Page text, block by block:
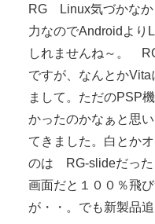
RG Linux気づかな
力なのでAndroidより
しれませんね～。
ですが、なんとか
まして。ただのPSP
かったのかなぁと思
てきました。白とか
のは RG-slideだっ
画面だと１００％飛
が・・。でも新製品